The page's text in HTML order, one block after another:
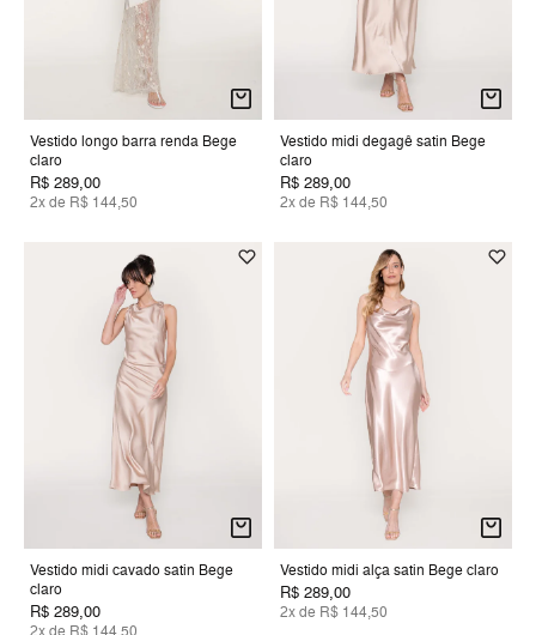
Vestido longo barra renda Bege
claro
R$ 289,00
2x de R$ 144,50
Vestido midi degagê satin Bege
claro
R$ 289,00
2x de R$ 144,50
Vestido midi cavado satin Bege
claro
R$ 289,00
Vestido midi alça satin Bege claro
R$ 289,00
2x de R$ 144,50